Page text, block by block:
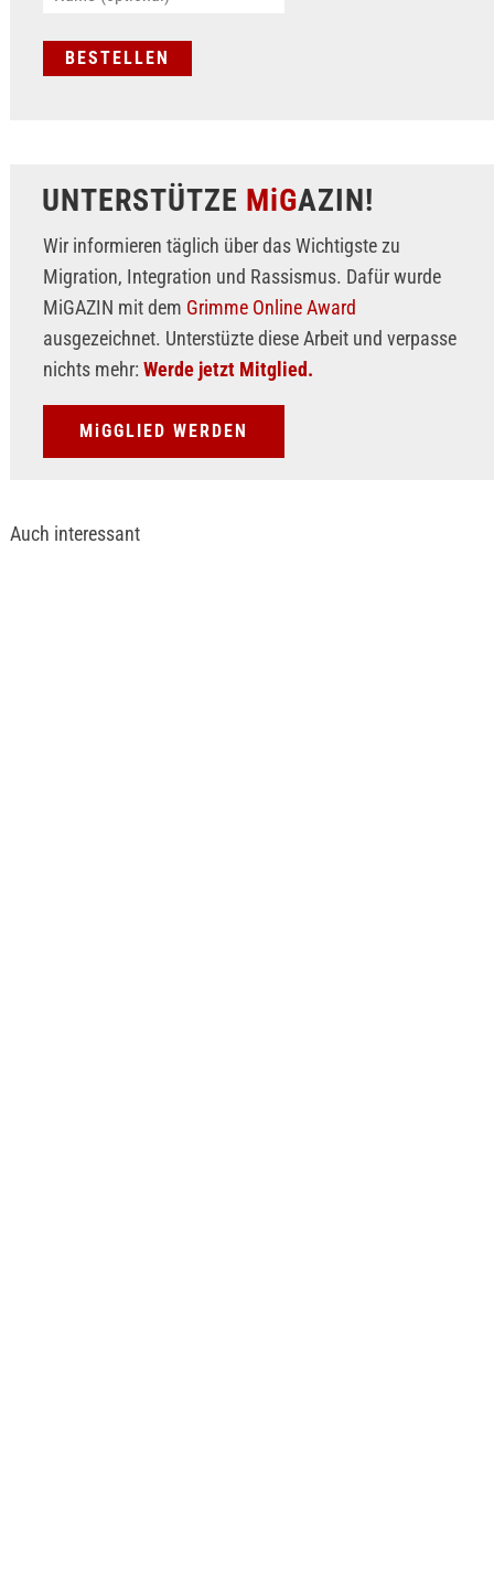
UNTERSTÜTZE MiGAZIN!
Wir informieren täglich über das Wichtigste zu
Migration, Integration und Rassismus. Dafür wurde
MiGAZIN mit dem Grimme Online Award
ausgezeichnet. Unterstüzte diese Arbeit und verpasse
nichts mehr: Werde jetzt Mitglied.
MiGGLIED WERDEN
Auch interessant